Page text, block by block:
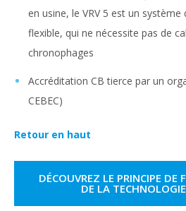
en usine, le VRV 5 est un
flexible, qui ne nécessite pas de
chronophages
Accréditation CB tierce par un
CEBEC)
Retour en haut
DÉCOUVREZ LE PRINCIPE DE
DE LA